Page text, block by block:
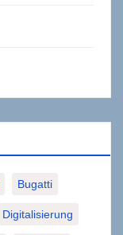
Bugatti
Digitalisierung